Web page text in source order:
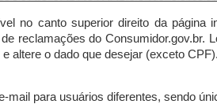
no canto superior direito da
reclamações do Consumidor.gov.br.
e altere o dado que desejar (exceto
mail para usuários diferentes, sendo